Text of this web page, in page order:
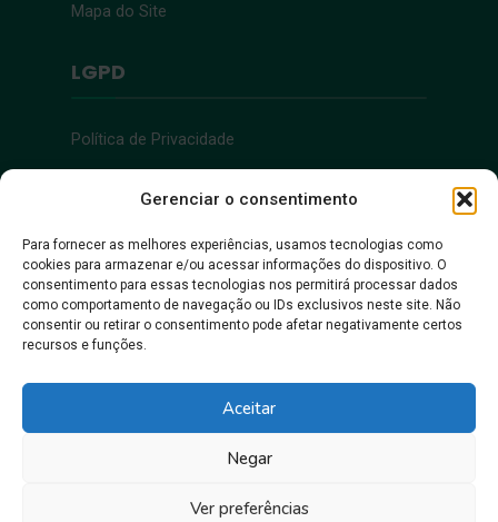
Gerenciar o consentimento
Para fornecer as melhores experiências, usamos tecnologias como
cookies para armazenar e/ou acessar informações do dispositivo. O
consentimento para essas tecnologias nos permitirá processar dados
como comportamento de navegação ou IDs exclusivos neste site. Não
consentir ou retirar o consentimento pode afetar negativamente certos
recursos e funções.
Aceitar
Negar
Ver preferências
Mapa do Site
LGPD
Política de Privacidade
Acessibilidade
Acessibilidade